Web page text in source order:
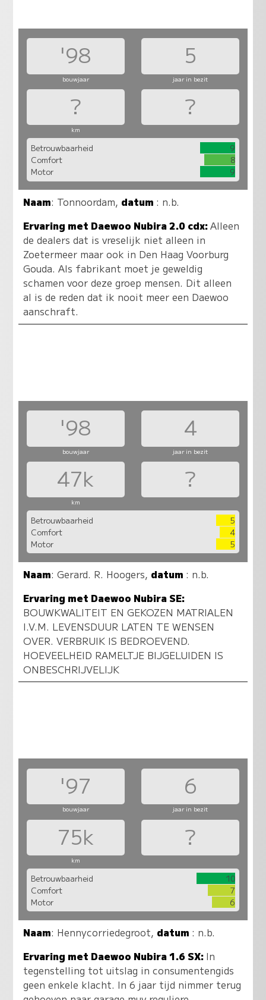
'98 5
bouwjaar jaar in bezit
? ?
km
Betrouwbaarheid
9
Comfort
8
Motor
9
Naam: Tonnoordam, datum : n.b.
Ervaring met Daewoo Nubira 2.0 cdx:Alleen
de dealers dat is vreselijk niet alleen in
Zoetermeer maar ook in Den Haag Voorburg
Gouda. Als fabrikant moet je geweldig
schamen voor deze groep mensen. Dit alleen
al is de reden dat ik nooit meer een Daewoo
aanschraft.
'98 4
bouwjaar jaar in bezit
47k ?
km
Betrouwbaarheid
5
Comfort
4
Motor
5
Naam:Gerard. R. Hoogers, datum : n.b.
Ervaring met Daewoo Nubira SE:
BOUWKWALITEIT EN GEKOZEN MATRIALEN
I.V.M. LEVENSDUUR LATEN TE WENSEN
OVER. VERBRUIK IS BEDROEVEND.
HOEVEELHEID RAMELTJE BIJGELUIDEN IS
ONBESCHRIJVELIJK
'97 6
bouwjaar jaar in bezit
75k ?
km
Betrouwbaarheid
10
Comfort
7
Motor
6
Naam: Hennycorriedegroot, datum : n.b.
Ervaring met Daewoo Nubira 1.6 SX: In
tegenstelling tot uitslag in consumentengids
geen enkele klacht. In 6 jaar tijd nimmer terug